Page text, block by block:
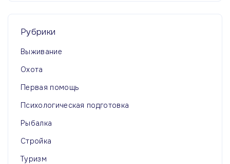
Рубрики
Выживание
Охота
Первая помощь
Психологическая подготовка
Рыбалка
Стройка
Туризм